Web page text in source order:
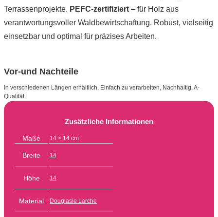
Terrassenprojekte. PEFC-zertifiziert – für Holz aus
verantwortungsvoller Waldbewirtschaftung. Robust, vielseitig
einsetzbar und optimal für präzises Arbeiten.
Vor-und Nachteile
In verschiedenen Längen erhältlich, Einfach zu verarbeiten, Nachhaltig, A-
Qualität
Zusätzliche Informationen
Maße 14 × 14 cm
Breite 14
Höhe 14
Material Douglasie Larche